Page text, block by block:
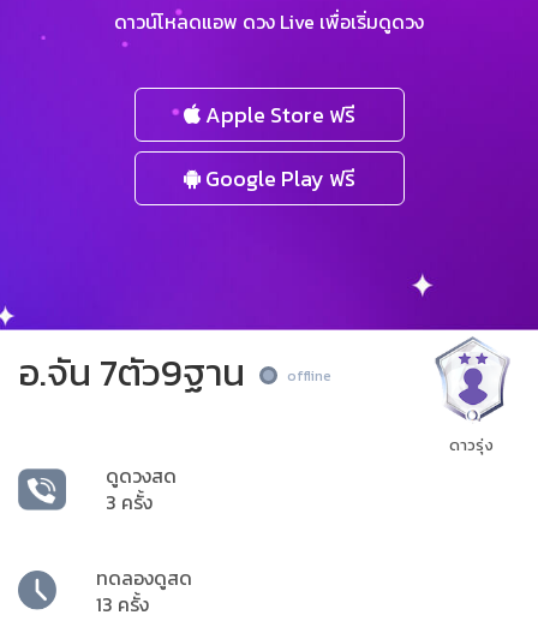
ดาวน์โหลดแอพ ดวง Live เพื่อเริ่มดูดวง
Apple Store ฟรี
Google Play ฟรี
อ.จัน 7ตัว9ฐาน offline
ดูดวงสด
3 ครั้ง
ทดลองดูสด
13 ครั้ง
ดาวรุ่ง